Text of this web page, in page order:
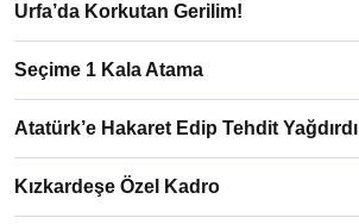
Urfa’da Korkutan Gerilim!
Seçime 1 Kala Atama
Atatürk’e Hakaret Edip Tehdit Yağdırdı
Kızkardeşe Özel Kadro